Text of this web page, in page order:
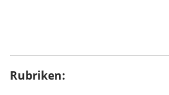
Rubriken: